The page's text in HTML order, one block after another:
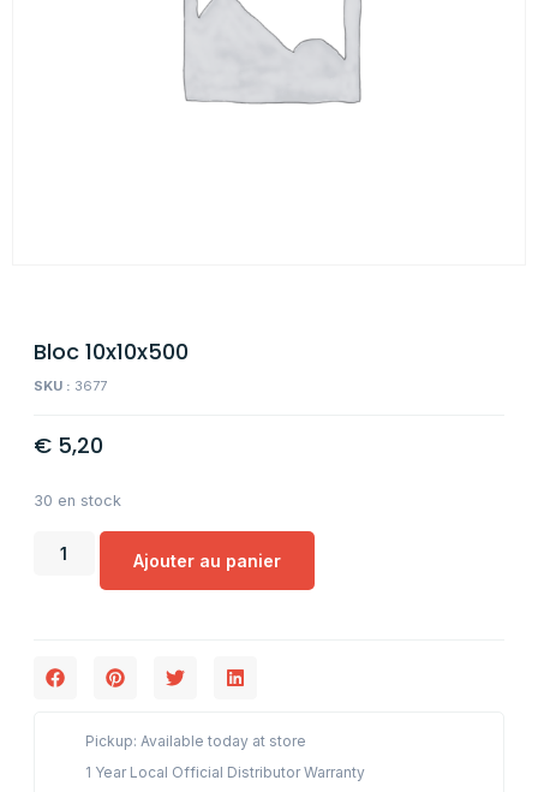
Bloc 10x10x500
SKU : 3677
€ 5,20
30 en stock
Ajouter au panier
Pickup: Available today at store
1 Year Local Official Distributor Warranty